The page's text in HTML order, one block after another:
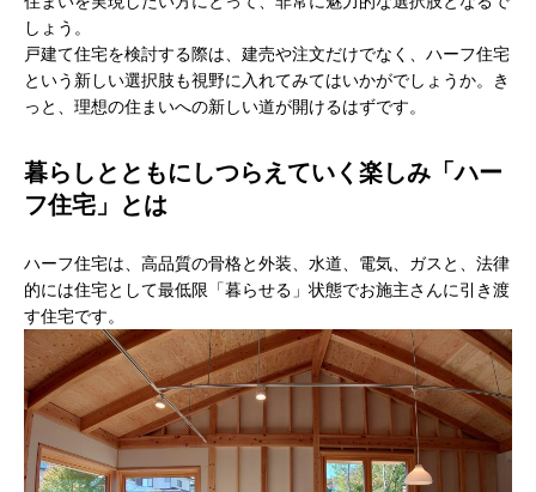
しょう。
戸建て住宅を検討する際は、建売や注文だけでなく、ハーフ住宅
という新しい選択肢も視野に入れてみてはいかがでしょうか。き
っと、理想の住まいへの新しい道が開けるはずです。
暮らしとともにしつらえていく楽しみ「ハー
フ住宅」とは
ハーフ住宅は、高品質の骨格と外装、水道、電気、ガスと、法律
的には住宅として最低限「暮らせる」状態でお施主さんに引き渡
す住宅です。